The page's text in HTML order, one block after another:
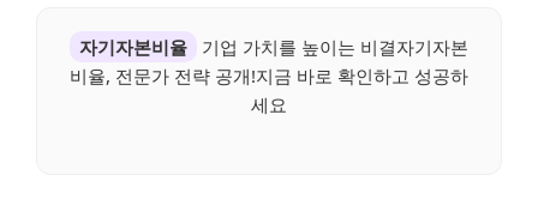
자기자본비율
기업 가치를 높이는 비결자기자본
비율, 전문가 전략 공개!지금 바로 확인하고 성공하
세요